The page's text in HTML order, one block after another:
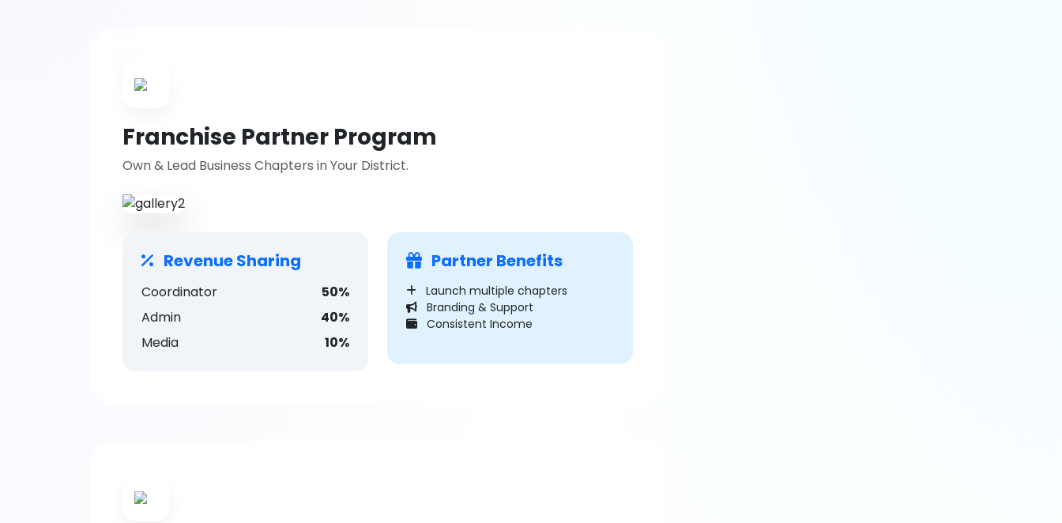
Franchise Partner Program
Own & Lead Business Chapters in Your District.
Revenue Sharing
Coordinator
50%
Admin
40%
Media
10%
Partner Benefits
Launch multiple chapters
Branding & Support
Consistent Income